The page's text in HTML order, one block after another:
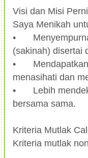
Visi dan Misi
Saya Menikah
•
(sakinah) disertai
•
menasihati dan
•
Lebih
bersama sama.
Kriteria Mutlak
Kriteria mutlak